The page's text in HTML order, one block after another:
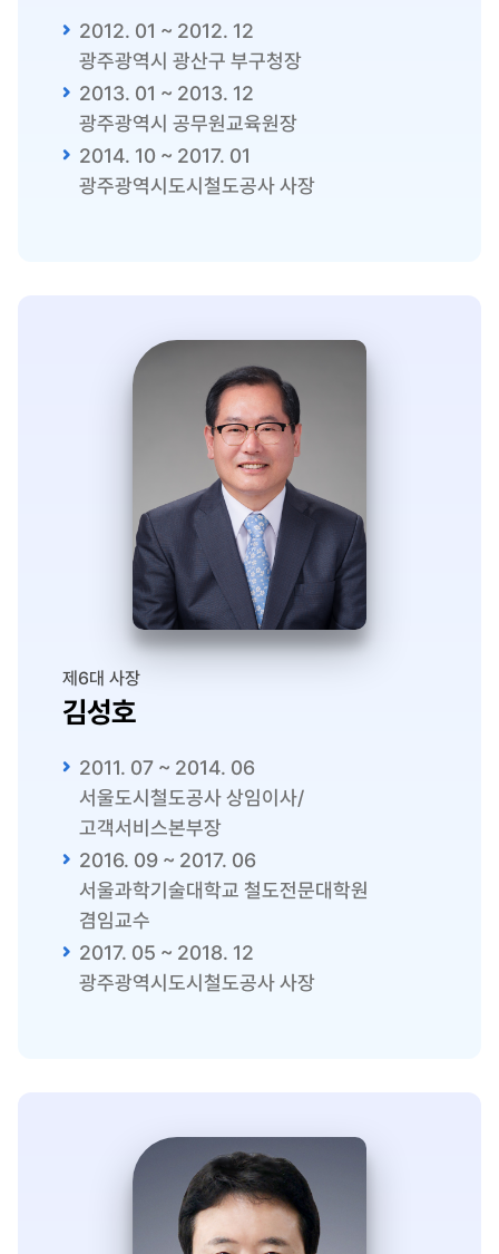
2012. 01 ~ 2012. 12
광주광역시 광산구 부구청장
2013. 01 ~ 2013. 12
광주광역시 공무원교육원장
2014. 10 ~ 2017. 01
광주광역시도시철도공사 사장
제6대 사장
김성호
2011. 07 ~ 2014. 06
서울도시철도공사 상임이사/
고객서비스본부장
2016. 09 ~ 2017. 06
서울과학기술대학교 철도전문대학원
겸임교수
2017. 05 ~ 2018. 12
광주광역시도시철도공사 사장